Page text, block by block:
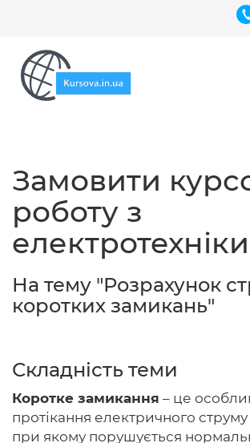
Замовити
роботу з
електротехніки
На тему "Розрахунок
коротких замикань"
Складність теми
Коротке замикання – це
протікання електричного
при якому порушується
Гарантії
Відгуки
Контакти
Головна